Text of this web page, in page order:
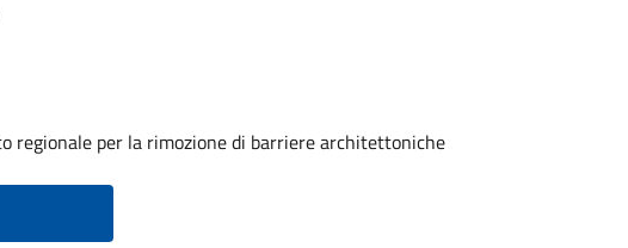
regionale per la rimozione di barriere architettoniche